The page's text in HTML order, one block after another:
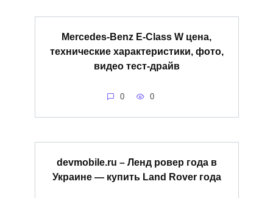
Mercedes-Benz E-Class W цена,
технические характеристики, фото,
видео тест-драйв
0 0
devmobile.ru – Ленд ровер года в
Украине — купить Land Rover года